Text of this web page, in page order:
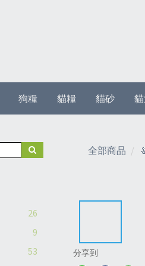
狗糧 貓糧 貓砂
26
9
53
全部商品
分享到